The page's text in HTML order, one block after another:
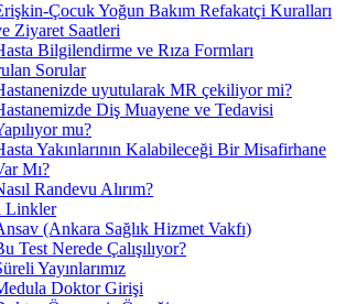
Çocuk Yoğun Bakım Refakatçi Kuralları
Ziyaret Saatleri
Bilgilendirme ve Rıza Formları
Sorular
uyutularak MR çekiliyor mi?
Diş Muayene ve Tedavisi
mu?
Yakınlarının Kalabileceği Bir Misafirhane
Mı?
Randevu Alırım?
Linkler
(Ankara Sağlık Hizmet Vakfı)
Test Nerede Çalışılıyor?
Yayınlarımız
Doktor Girişi